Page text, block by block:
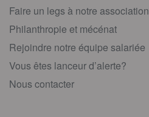
Faire un legs à notre association
Philanthropie et mécénat
Rejoindre notre équipe salariée
Vous êtes lanceur d’alerte?
Nous contacter